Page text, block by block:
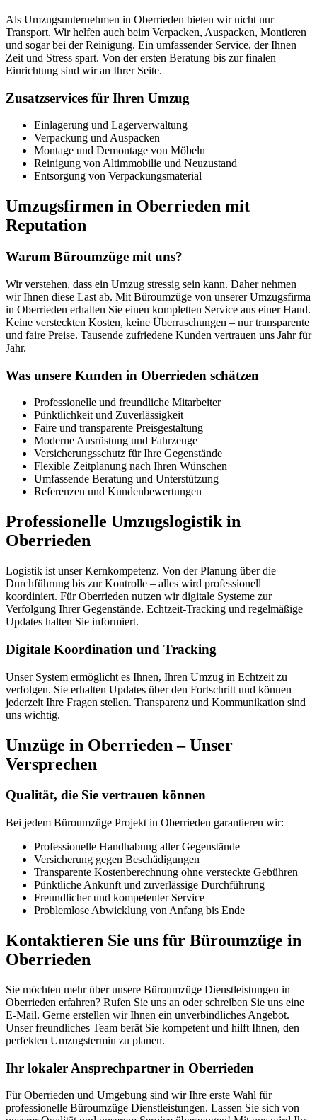
Als Umzugsunternehmen in Oberrieden bieten wir nicht nur
Transport. Wir helfen auch beim Verpacken, Auspacken, Montieren
und sogar bei der Reinigung. Ein umfassender Service, der Ihnen
Zeit und Stress spart. Von der ersten Beratung bis zur finalen
Einrichtung sind wir an Ihrer Seite.
Zusatzservices für Ihren Umzug
Einlagerung und Lagerverwaltung
Verpackung und Auspacken
Montage und Demontage von Möbeln
Reinigung von Altimmobilie und Neuzustand
Entsorgung von Verpackungsmaterial
Umzugsfirmen in Oberrieden mit
Reputation
Warum Büroumzüge mit uns?
Wir verstehen, dass ein Umzug stressig sein kann. Daher nehmen
wir Ihnen diese Last ab. Mit Büroumzüge von unserer Umzugsfirma
in Oberrieden erhalten Sie einen kompletten Service aus einer Hand.
Keine versteckten Kosten, keine Überraschungen – nur transparente
und faire Preise. Tausende zufriedene Kunden vertrauen uns Jahr für
Jahr.
Was unsere Kunden in Oberrieden schätzen
Professionelle und freundliche Mitarbeiter
Pünktlichkeit und Zuverlässigkeit
Faire und transparente Preisgestaltung
Moderne Ausrüstung und Fahrzeuge
Versicherungsschutz für Ihre Gegenstände
Flexible Zeitplanung nach Ihren Wünschen
Umfassende Beratung und Unterstützung
Referenzen und Kundenbewertungen
Professionelle Umzugslogistik in
Oberrieden
Logistik ist unser Kernkompetenz. Von der Planung über die
Durchführung bis zur Kontrolle – alles wird professionell
koordiniert. Für Oberrieden nutzen wir digitale Systeme zur
Verfolgung Ihrer Gegenstände. Echtzeit-Tracking und regelmäßige
Updates halten Sie informiert.
Digitale Koordination und Tracking
Unser System ermöglicht es Ihnen, Ihren Umzug in Echtzeit zu
verfolgen. Sie erhalten Updates über den Fortschritt und können
jederzeit Ihre Fragen stellen. Transparenz und Kommunikation sind
uns wichtig.
Umzüge in Oberrieden – Unser
Versprechen
Qualität, die Sie vertrauen können
Bei jedem Büroumzüge Projekt in Oberrieden garantieren wir:
Professionelle Handhabung aller Gegenstände
Versicherung gegen Beschädigungen
Transparente Kostenberechnung ohne versteckte Gebühren
Pünktliche Ankunft und zuverlässige Durchführung
Freundlicher und kompetenter Service
Problemlose Abwicklung von Anfang bis Ende
Kontaktieren Sie uns für Büroumzüge in
Oberrieden
Sie möchten mehr über unsere Büroumzüge Dienstleistungen in
Oberrieden erfahren? Rufen Sie uns an oder schreiben Sie uns eine
E-Mail. Gerne erstellen wir Ihnen ein unverbindliches Angebot.
Unser freundliches Team berät Sie kompetent und hilft Ihnen, den
perfekten Umzugstermin zu planen.
Ihr lokaler Ansprechpartner in Oberrieden
Für Oberrieden und Umgebung sind wir Ihre erste Wahl für
professionelle Büroumzüge Dienstleistungen. Lassen Sie sich von